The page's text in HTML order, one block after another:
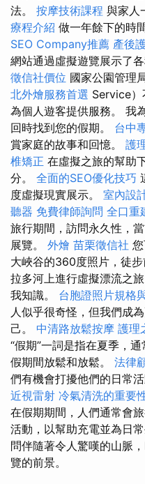
法。 按摩技術課程 與家人
療程介紹 做一年餘下的時
SEO Company推薦 產後
網站通過虛擬遊覽展示了各
徵信社價位 國家公園管理
北外燴服務首選 Service）
為個人遊客提供服務。 我
回時找到您的假期。 台中
賞家庭的故事和回憶。 護
椎矯正 在虛擬之旅的幫助
分。 全面的SEO優化技巧
度虛擬現實展示。 室內設
聽器 免費律師詢問 全口重
旅行期間，訪問永久性，
展覽。 外燴 苗栗徵信社
大峽谷的360度照片，徒
拉多河上進行虛擬漂流之
我知識。 台胞證照片規格
人似乎很奇怪，但我們成
己。 中清路放鬆按摩 護理
“假期”一詞是指在夏季，
假期間放鬆和放鬆。 法律
們有機會打擾他們的日常
近視雷射 冷氣清洗的重要
在假期期間，人們通常會
活動，以幫助充電並為日
問伴隨著令人驚嘆的山脈
覽的前景。